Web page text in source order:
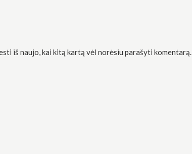
iš naujo, kai kitą kartą vėl norėsiu parašyti komentarą.